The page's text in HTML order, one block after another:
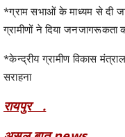
*केन्द्रीय ग्रामीण विकास
सराहना
रायपुर .